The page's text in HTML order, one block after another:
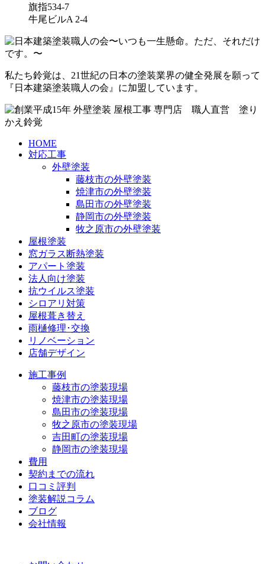
旗指534-7
牛尾ビルA 2-4
私たち鈴覚は、21世紀の日本の塗装業界の健全発展を願って
『日本建築塗装職人の会』に加盟しています。
HOME
対応工事
外壁塗装
藤枝市の外壁塗装
焼津市の外壁塗装
島田市の外壁塗装
静岡市の外壁塗装
牧之原市の外壁塗装
屋根塗装
窓ガラス断熱塗装
アパート塗装
法人向け塗装
抗ウイルス塗装
シロアリ対策
屋根葺き替え
雨樋修理･交換
リノベーション
店舗デザイン
施工事例
藤枝市の塗装現場
焼津市の塗装現場
島田市の塗装現場
牧之原市の塗装現場
吉田町の塗装現場
静岡市の塗装現場
費用
契約までの流れ
口コミ評判
塗装解説コラム
ブログ
会社情報